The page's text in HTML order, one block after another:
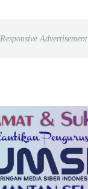
Responsive Advertisement